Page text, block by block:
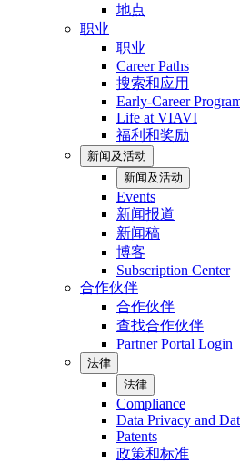
地点
职业
职业
Career Paths
搜索和应用
Early-Career
Life at VIAVI
福利和奖励
新闻及活动
新闻及活动
Events
新闻报道
新闻稿
博客
Subscription Center
合作伙伴
合作伙伴
查找合作伙伴
Partner Portal Login
法律
法律
Compliance
Data Privacy and
Patents
政策和标准